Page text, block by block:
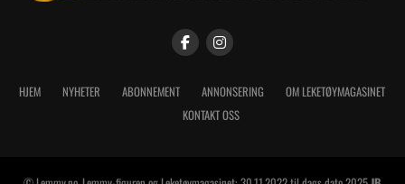
HJEM NYHETER ABONNEMENT ANNONSERING
OM LEKETØYMAGASINET
KONTAKT OSS